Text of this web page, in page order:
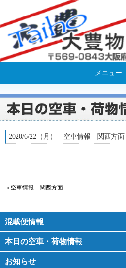
メニュー
2020/6/22（月） 空車情報 関西方面
« 空車情報 関西方面
混載便情報
本日の空車・荷物情報
お知らせ